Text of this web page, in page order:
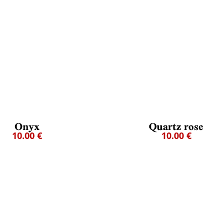
Onyx
10.00 € Quartz rose
10.00 €